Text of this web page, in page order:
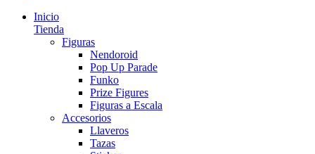
Inicio
Tienda
Figuras
Nendoroid
Pop Up Parade
Funko
Prize Figures
Figuras a Escala
Accesorios
Llaveros
Tazas